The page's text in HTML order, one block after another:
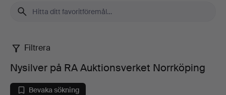
Nysilver
på
Filtrera
Nysilver på RA Auktionsverket Norrköping
Bevaka sökning